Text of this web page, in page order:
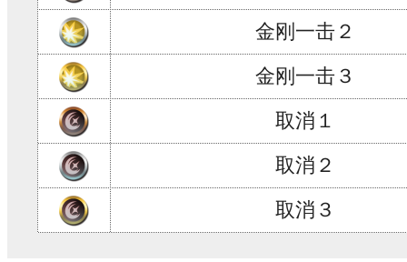
金刚一击２
金刚一击３
取消１
取消２
取消３